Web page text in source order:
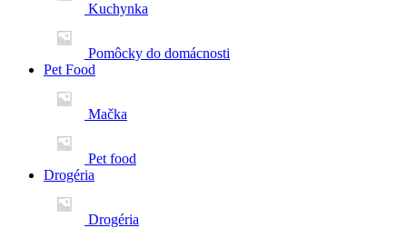
Kuchynka
Pomôcky do domácnosti
Pet Food
Mačka
Pet food
Drogéria
Drogéria